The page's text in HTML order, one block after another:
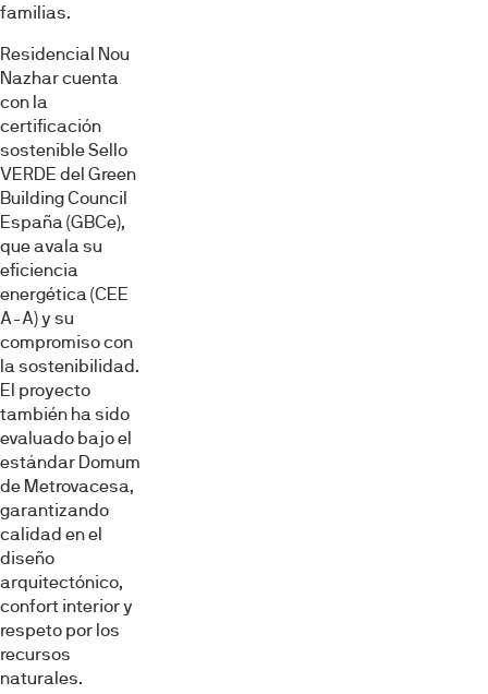
familias.
Residencial Nou
Nazhar cuenta
con la
certificación
sostenible Sello
VERDE del Green
Building Council
España (GBCe),
que avala su
eficiencia
energética (CEE
A-A) y su
compromiso con
la sostenibilidad.
El proyecto
también ha sido
evaluado bajo el
estándar Domum
de Metrovacesa,
garantizando
calidad en el
diseño
arquitectónico,
confort interior y
respeto por los
recursos
naturales.